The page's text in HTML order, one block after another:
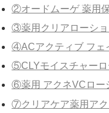
②オードムーゲ 薬用
③薬用クリアローシ
④ACアクティブ フェ
⑤CLYモイスチャー
⑥薬用 アクネVCロ
⑦クリアケア薬用ア